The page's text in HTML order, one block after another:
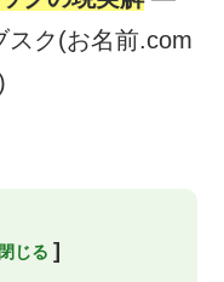
スク(お名前.com
]